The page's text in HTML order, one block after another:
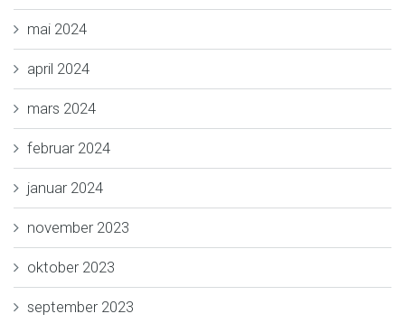
mai 2024
april 2024
mars 2024
februar 2024
januar 2024
november 2023
oktober 2023
september 2023